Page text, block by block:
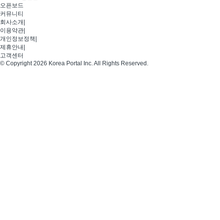
오픈보드
커뮤니티
회사소개
이용약관
개인정보정책
제휴안내
고객센터
© Copyright 2026 Korea Portal Inc. All Rights Reserved.